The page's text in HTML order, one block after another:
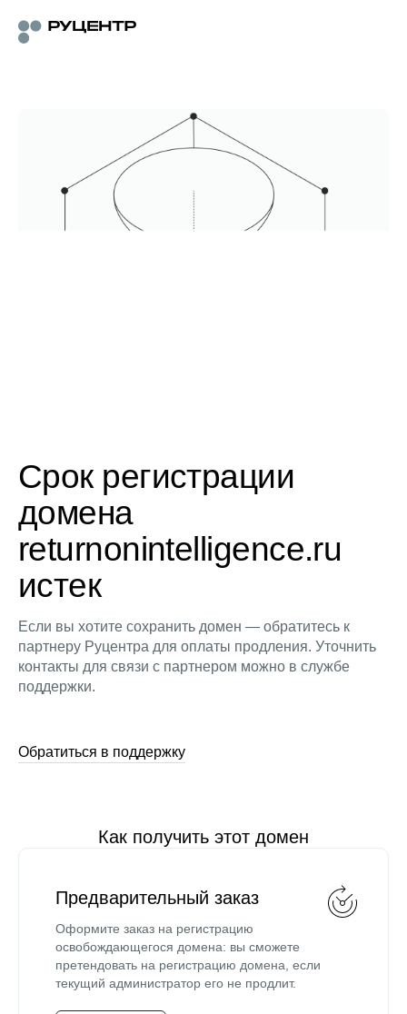
Срок регистрации
домена
returnonintelligence.ru
истек
Если вы хотите сохранить домен — обратитесь к
партнеру Руцентра для оплаты продления. Уточнить
контакты для связи с партнером можно в службе
поддержки.
Обратиться в поддержку
Как получить этот домен
Предварительный заказ
Оформите заказ на регистрацию
освобождающегося домена: вы сможете
претендовать на регистрацию домена, если
текущий администратор его не продлит.